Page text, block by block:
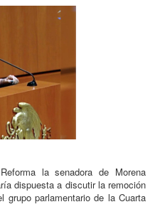
la senadora de Morena
dispuesta a discutir la remoción
grupo parlamentario de la Cuarta